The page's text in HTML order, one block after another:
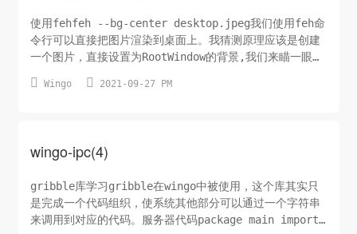
使用fehfeh --bg-center desktop.jpeg我们使用feh命
令行可以直接把图片渲染到桌面上。我猜测原理应该是创建
一个图片，直接设置为RootWindow的背景,我们来瞄一眼
wallpaper.c,feh_wm_set_bg函数/* create new
 Wingo  2021-09-27 PM
wingo-ipc(4)
gribble库学习gribble在wingo中被使用，这个库其实只
是完成一个代码组织，使系统其他部分可以通过一个字符串
来调用到对应的代码。服务器代码package main import